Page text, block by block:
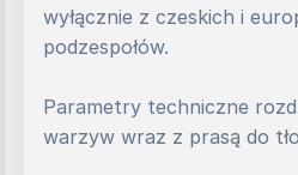
wyłącznie z czeskich i
podzespołów.
Parametry techniczne
warzyw wraz z prasą do